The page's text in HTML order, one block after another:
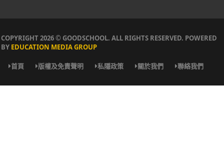
COPYRIGHT 2026 © GOODSCHOOL. ALL RIGHTS RESERVED. POWERED
BY EDUCATION MEDIA GROUP
首頁 版權及免責聲明 私隱政策 關於我們 聯絡我們